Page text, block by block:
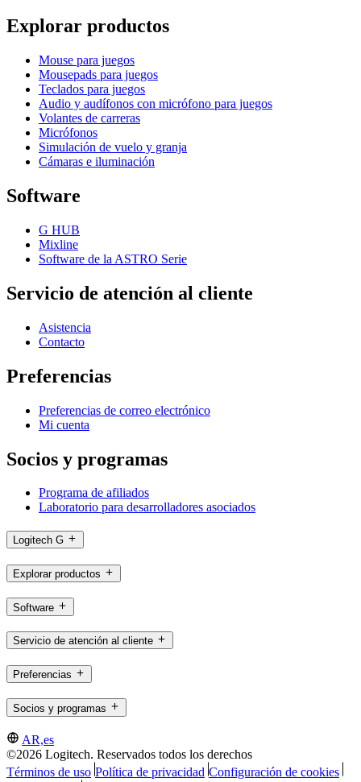
Explorar productos
Mouse para juegos
Mousepads para juegos
Teclados para juegos
Audio y audífonos con micrófono para juegos
Volantes de carreras
Micrófonos
Simulación de vuelo y granja
Cámaras e iluminación
Software
G HUB
Mixline
Software de la ASTRO Serie
Servicio de atención al cliente
Asistencia
Contacto
Preferencias
Preferencias de correo electrónico
Mi cuenta
Socios y programas
Programa de afiliados
Laboratorio para desarrolladores asociados
Logitech G
Explorar productos
Software
Servicio de atención al cliente
Preferencias
Socios y programas
AR,es
©2026 Logitech. Reservados todos los derechos
Términos de uso Política de privacidad Configuración de cookies